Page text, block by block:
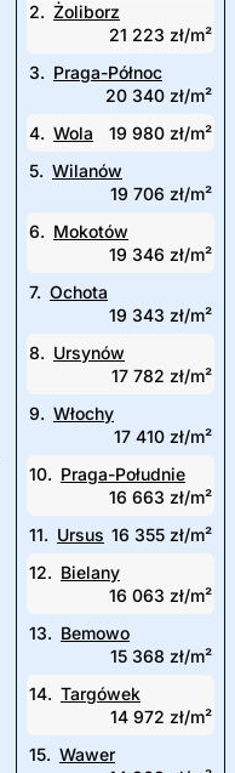
2. Żoliborz
21 223 zł/m²
3. Praga-Północ
20 340 zł/m²
4. Wola
19 980 zł/m²
5. Wilanów
19 706 zł/m²
6. Mokotów
19 346 zł/m²
7. Ochota
19 343 zł/m²
8. Ursynów
17 782 zł/m²
9. Włochy
17 410 zł/m²
10. Praga-Południe
16 663 zł/m²
11. Ursus 16 355 zł/m²
12. Bielany
16 063 zł/m²
13. Bemowo
15 368 zł/m²
14. Targówek
14 972 zł/m²
15. Wawer